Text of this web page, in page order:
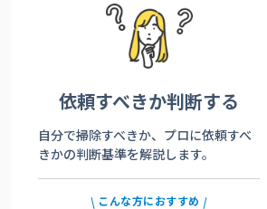
依頼すべきか判断する
自分で掃除すべきか、プロに依頼すべ
きかの判断基準を解説します。
こんな方におすすめ